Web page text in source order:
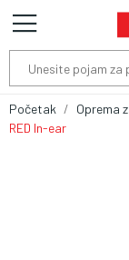
Početak Oprema
RED In-ear